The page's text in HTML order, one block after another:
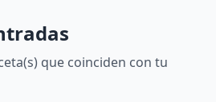
que coinciden con tu